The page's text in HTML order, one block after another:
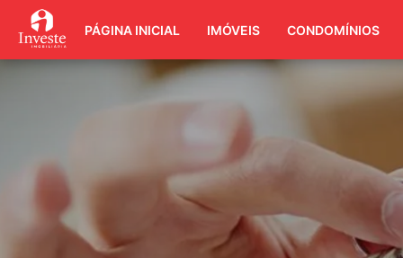
PÁGINA INICIAL IMÓVEIS CONDOMÍNIOS